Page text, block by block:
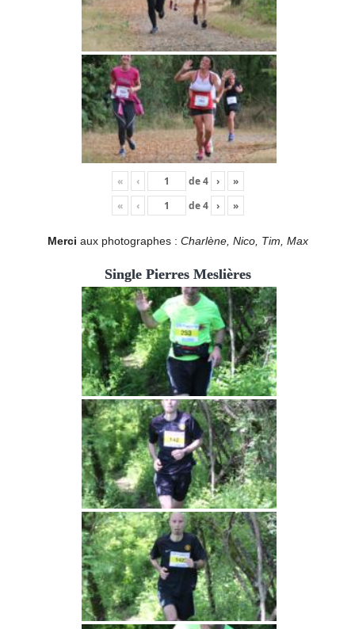
« ‹ de4 ›
»
«
‹ de4 › »
Merci aux photographes : Charlène, Nico, Tim, Max
Single Pierres Meslières